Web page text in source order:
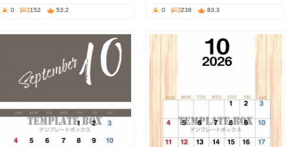
0 152 53.2 0 238 83.3